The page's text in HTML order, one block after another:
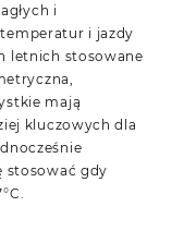
i
i jazdy
letnich stosowane
mają
kluczowych dla
stosować gdy